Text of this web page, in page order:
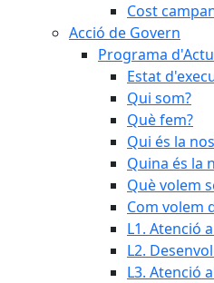
Cost
Acció de Govern
Programa
Estat
Qui som?
Què fem?
Qui és la
Quina és la
Què volem
Com volem
L1. Atenció
L2.
L3. Atenció